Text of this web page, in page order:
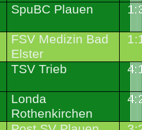
SpuBC Plauen
FSV Medizin Bad
Elster
TSV Trieb
Londa
Rothenkirchen